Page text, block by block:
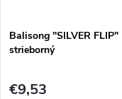
Balisong "SILVER FLIP"
strieborný
€9,53